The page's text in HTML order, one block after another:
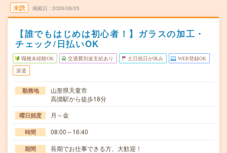
未読 掲載日 2026/08/05
【誰でもはじめは初心者！】ガラスの加工・
チェック/日払いOK
職種未経験OK 交通費別途支給あり 土日祝日が休み WEB登録OK
派遣
勤務地
山形県天童市
高擶駅から徒歩18分
曜日頻度 月～金
時間 08:00～16:40
期間 長期でお仕事できる方、大歓迎！